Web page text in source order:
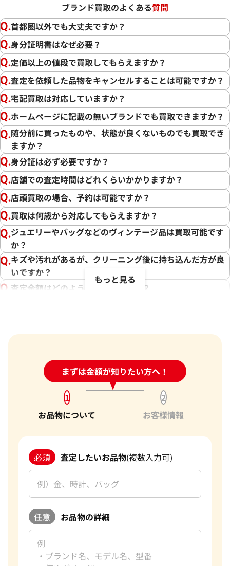
ブランド買取のよくある質問
首都圏以外でも大丈夫ですか？
身分証明書はなぜ必要？
定価以上の値段で買取してもらえますか？
査定を依頼した品物をキャンセルすることは可能ですか？
宅配買取は対応していますか？
ホームページに記載の無いブランドでも買取できますか？
随分前に買ったものや、状態が良くないものでも買取でき
ますか？
身分証は必ず必要ですか？
店舗での査定時間はどれくらいかかりますか？
店頭買取の場合、予約は可能ですか？
買取は何歳から対応してもらえますか？
ジュエリーやバッグなどのヴィンテージ品は買取可能です
か？
キズや汚れがあるが、クリーニング後に持ち込んだ方が良
いですか？
査定金額はどのように決まりますか？
売却するか悩んでいるのですが、査定だけお願いできます
1点からでも査定できますか？
もっと見る
まずは金額が知りたい方へ！
24時間受付中!問い合わせフォーム
1
お品物について
2
お客様情報
必須 査定したいお品物(複数入力可)
任意 お品物の詳細